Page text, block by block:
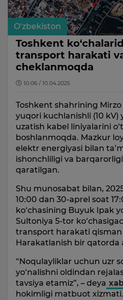
O‘zbekiston
Toshkent
transport harakati
cheklanmoqda
10:06 / 10.04.2025
Toshkent shahrining
yuqori kuchlanishli (10 kV)
uzatish kabel liniyalarini
boshlanmoqda. Mazkur
elektr energiyasi bilan
ishonchliligi va
qaratilgan.
Shu munosabat bilan,
10:00 dan 30-aprel soat
ko‘chasining Buyuk Ipak
Sultoniya 5-tor
transport harakati qisman
Harakatlanish bir qatorda
“Noqulayliklar uchun uzr
yo‘nalishni oldindan
tavsiya etamiz”, – deya
hokimligi matbuot xizmati.